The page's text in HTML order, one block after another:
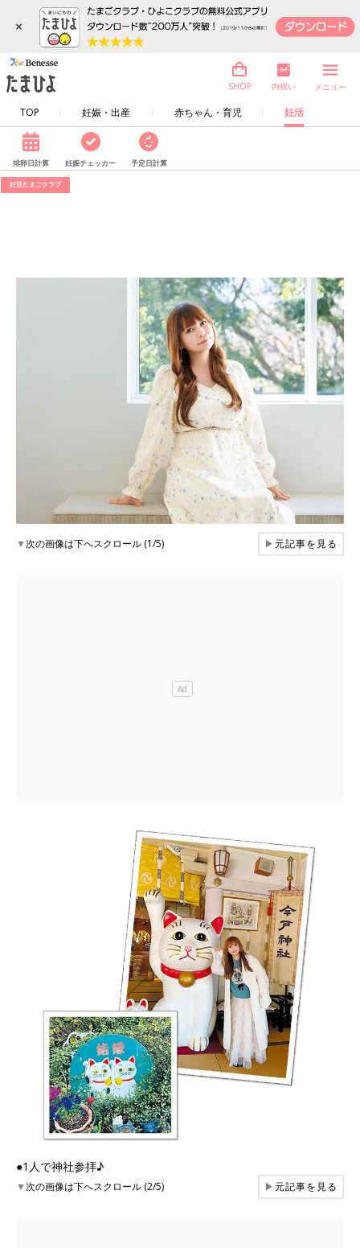
×
TOP 妊娠・出産 赤ちゃん・育児 妊活
SHOP 内祝い メニュー
排卵日計算 妊娠チェッカー 予定日計算
妊活たまごクラブ
▼次の画像は下へスクロール (1/5) ▶元記事を見る
●1人で神社参拝♪
▼次の画像は下へスクロール (2/5) ▶元記事を見る